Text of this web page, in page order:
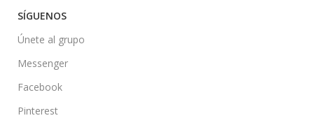
SÍGUENOS
Únete al grupo
Messenger
Facebook
Pinterest